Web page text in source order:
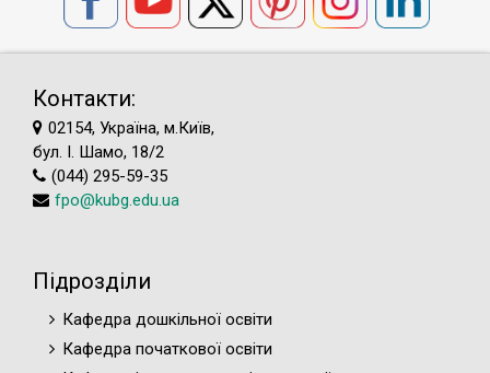
Контакти:
02154, Україна, м.Київ,
бул. І. Шамо, 18/2
(044) 295-59-35
fpo@kubg.edu.ua
Підрозділи
Кафедра дошкільної освіти
Кафедра початкової освіти